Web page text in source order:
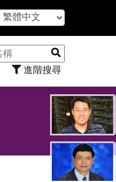
進階搜尋
7/31】114